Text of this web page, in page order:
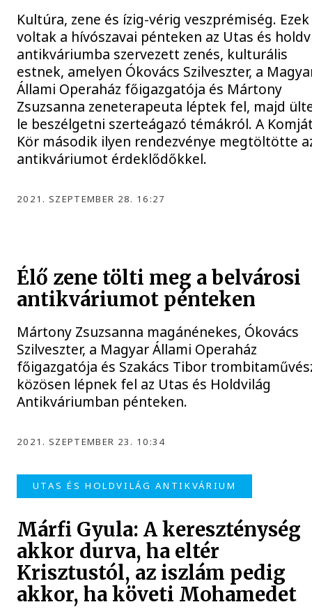
Kultúra, zene és ízig-vérig veszprémiség. Ezek
voltak a hívószavai pénteken az Utas és
antikváriumba szervezett zenés, kulturális
estnek, amelyen Ókovács Szilveszter, a
Állami Operaház főigazgatója és Mártony
Zsuzsanna zeneterapeuta léptek fel, majd
le beszélgetni szerteágazó témákról. A
Kör második ilyen rendezvénye megtöltötte
antikváriumot érdeklődőkkel.
2021. SZEPTEMBER 28. 16:27
Élő zene tölti meg a belvárosi
antikváriumot pénteken
Mártony Zsuzsanna magánénekes, Ókovács
Szilveszter, a Magyar Állami Operaház
főigazgatója és Szakács Tibor
közösen lépnek fel az Utas és Holdvilág
Antikváriumban pénteken.
2021. SZEPTEMBER 23. 10:34
UTAS ÉS HOLDVILÁG ANTIKVÁRIUM
Márfi Gyula: A kereszténység
akkor durva, ha eltér
Krisztustól, az iszlám pedig
akkor, ha követi Mohamedet